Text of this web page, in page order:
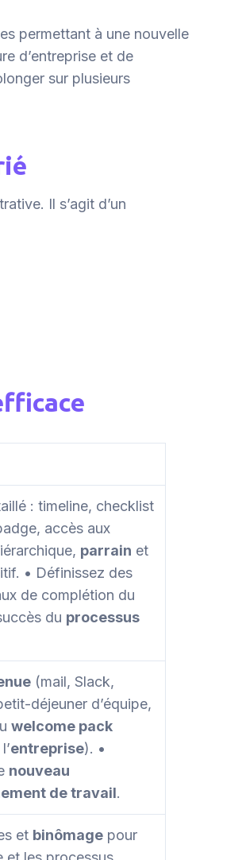
permettant à une nouvelle
d’entreprise et de
sur plusieurs
Il s’agit d’un
: timeline, checklist
accès aux
parrain et
• Définissez des
de complétion du
du processus
(mail, Slack,
déjeuner d’équipe,
welcome pack
entreprise). •
nouveau
de travail.
et binômage pour